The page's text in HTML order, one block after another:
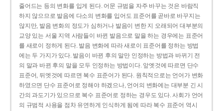
줄어드는 등의 변화를 입게 된다. 어문 규범을 자주 바꾸는 것은 바람직
하지 않으므로 발음에 다소의 변화를 입어도 표준어를 곧바로 바꾸지는
않지만, 발음 변화의 정도가 심하거나 발음이 변한 지 오래되어 대부분의
교양 있는 서울 지역 사람들이 바뀐 발음으로 말을 하는 경우에는 표준어
를 새로이 정하게 된다. 발음 변화에 따라 새로이 표준어를 정하는 방법
에는 두 가지가 있다. 발음이 바뀐 후의 말만 인정하는 방법과 바뀌기 전
의 말과 바뀐 후의 말을 모두 인정하는 방법이다. 앞엣것에 따르면 단수
표준어, 뒤엣것에 따르면 복수 표준어가 된다. 원칙적으로는 언어가 변화
하였으면 단수 표준어로 정해야 하겠으나, 언어의 변화에는 대부분 긴 시
간의 과도기가 있으므로 복수 표준어로 정하는 경우도 있다. 사회가 언어
의 규범적 사용을 점차 유연하게 인식하게 됨에 따라 복수 표준어 역시